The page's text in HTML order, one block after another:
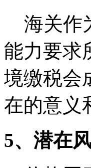
海关作
能力要求
境缴税会
在的意义
5、潜在